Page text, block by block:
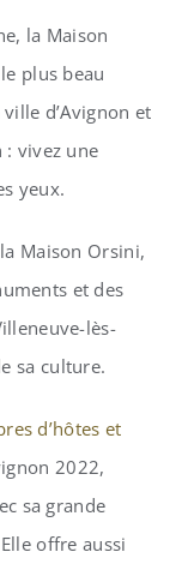
la Maison
plus beau
d’Avignon et
: vivez une
yeux.
Maison Orsini,
et des
lès-
sa culture.
d’hôtes et
2022,
sa grande
offre aussi